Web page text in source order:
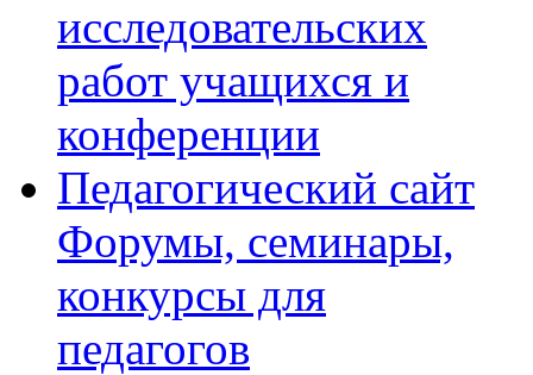
исследовательских
работ учащихся и
конференции
Педагогический сайт
Форумы, семинары,
конкурсы для
педагогов